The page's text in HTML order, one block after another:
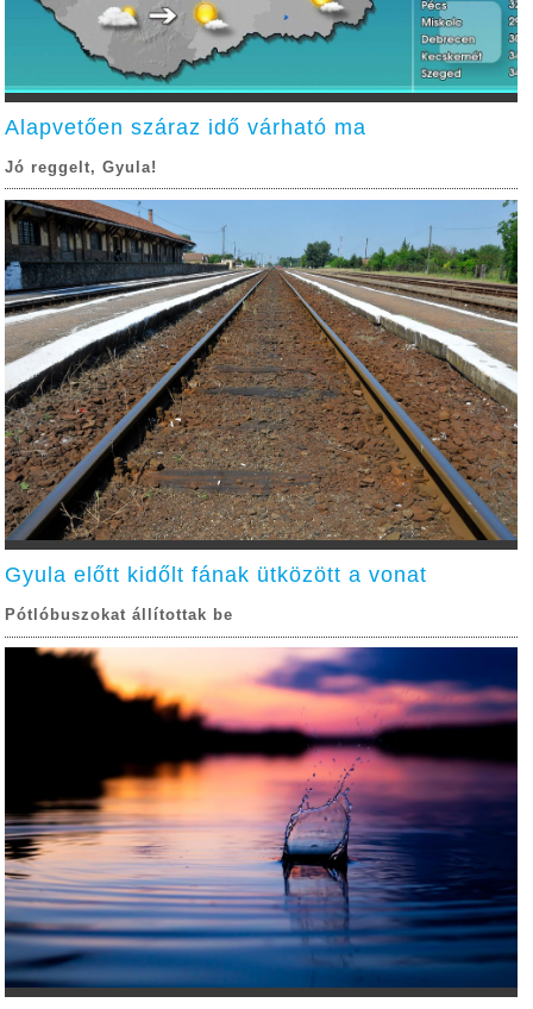
Alapvetően száraz idő várható ma
Jó reggelt, Gyula!
Gyula előtt kidőlt fának ütközött a vonat
Pótlóbuszokat állítottak be